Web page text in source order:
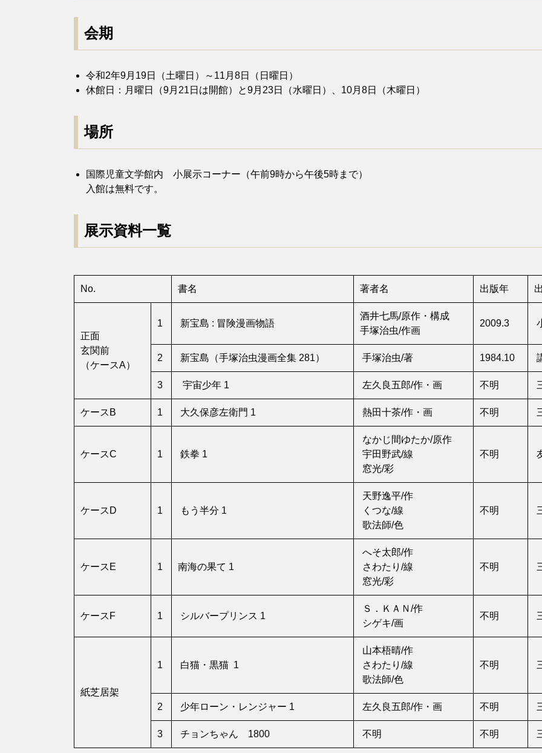
会期
令和2年9月19日（土曜日）～11月8日（日曜日）
休館日：月曜日（9月21日は開館）と9月23日（水曜日）、10月8日（木曜日）
場所
国際児童文学館内 小展示コーナー（午前9時から午後5時まで）
入館は無料です。
展示資料一覧
No. 書名 著者名 出版年
正面
玄関前
（ケースA）
1 新宝島 : 冒険漫画物語
酒井七馬/原作・構成
手塚治虫/作画
2009.3
2 新宝島（手塚治虫漫画全集 281） 手塚治虫/著 1984.10
3 宇宙少年 1 左久良五郎/作・画 不明
ケースB 1 大久保彦左衛門 1 熱田十茶/作・画 不明
ケースC 1 鉄拳 1
なかじ間ゆたか/原作
宇田野武/線
窓光/彩
不明
ケースD 1 もう半分 1
天野逸平/作
くつな/線
歌法師/色
不明
ケースE 1 南海の果て 1
へそ太郎/作
さわたり/線
窓光/彩
不明
ケースF 1 シルバープリンス 1
Ｓ．ＫＡＮ/作
シゲキ/画
不明
紙芝居架
1 白猫・黒猫 1
山本梧晴/作
さわたり/線
歌法師/色
不明
2 少年ローン・レンジャー 1 左久良五郎/作・画 不明
3 チョンちゃん 1800 不明 不明